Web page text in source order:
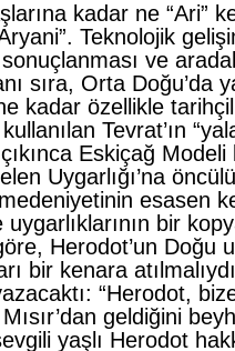
kadar ne “Ari”
Teknolojik
ve
sıra, Orta Doğu’da
kadar özellikle
Tevrat’ın
Eskiçağ Modeli
Uygarlığı’na
esasen
bir
Herodot’un Doğu
bir kenara
“Herodot,
geldiğini
yaşlı Herodot